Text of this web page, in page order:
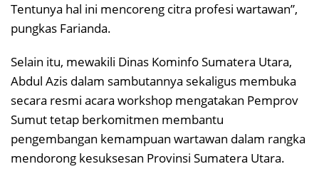
Tentunya hal ini mencoreng citra profesi wartawan”,
pungkas Farianda.
Selain itu, mewakili Dinas Kominfo Sumatera Utara,
Abdul Azis dalam sambutannya sekaligus membuka
secara resmi acara workshop mengatakan Pemprov
Sumut tetap berkomitmen membantu
pengembangan kemampuan wartawan dalam rangka
mendorong kesuksesan Provinsi Sumatera Utara.